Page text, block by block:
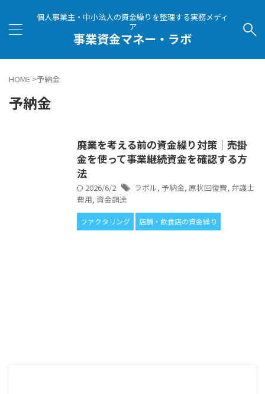
個人事業主・中小法人の資金繰りを整理する実務メディ
ア
事業資金マネー・ラボ
HOME >予納金
予納金
廃業を考える前の資金繰り対策｜売掛
金を使って事業継続資金を確認する方
法
2026/6/2 ラボル, 予納金, 原状回復費, 弁護士
費用, 資金調達
ファクタリング 店舗・飲食店の資金繰り